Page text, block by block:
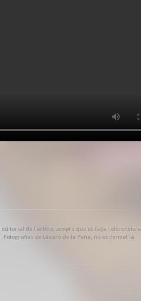
de l'article sempre que es faça referència a
de Lázaro de la Peña, no es permet la